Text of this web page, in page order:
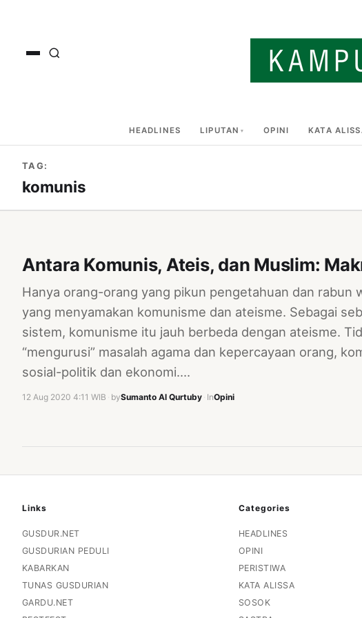
HEADLINES LIPUTAN OPINI KATA
TAG:
komunis
Antara Komunis, Ateis, dan Muslim:
Hanya orang-orang yang pikun pengetahuan dan rabun
yang menyamakan komunisme dan ateisme. Sebagai
sistem, komunisme itu jauh berbeda dengan ateisme.
“mengurusi” masalah agama dan kepercayaan orang,
sosial-politik dan ekonomi.…
12 Aug 2020 4:11 WIB bySumanto Al Qurtuby InOpini
Links
GUSDUR.NET
GUSDURIAN PEDULI
KABARKAN
TUNAS GUSDURIAN
GARDU.NET
Categories
HEADLINES
OPINI
PERISTIWA
KATA ALISSA
SOSOK